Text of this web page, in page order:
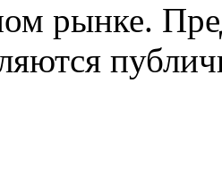
рынке.